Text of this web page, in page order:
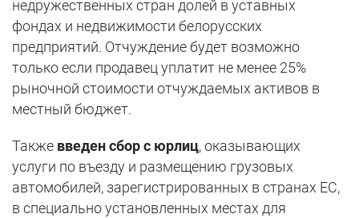
недружественных стран долей в уставных
фондах и недвижимости белорусских
предприятий. Отчуждение будет возможно
только если продавец уплатит не менее 25%
рыночной стоимости отчуждаемых активов в
местный бюджет.
Также введен сбор с юрлиц, оказывающих
услуги по въезду и размещению грузовых
автомобилей, зарегистрированных в странах ЕС,
в специально установленных местах для